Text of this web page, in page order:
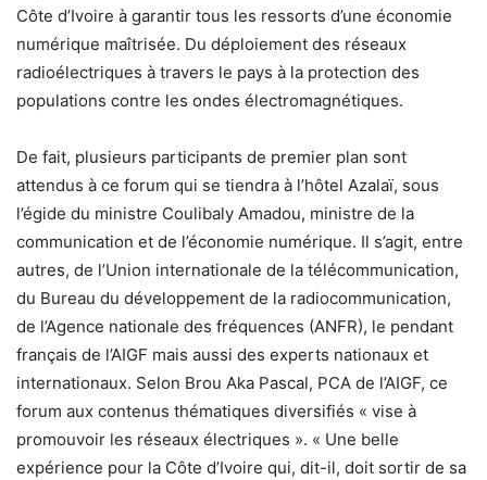
Côte d’Ivoire à garantir tous les ressorts d’une économie
numérique maîtrisée. Du déploiement des réseaux
radioélectriques à travers le pays à la protection des
populations contre les ondes électromagnétiques.
De fait, plusieurs participants de premier plan sont
attendus à ce forum qui se tiendra à l’hôtel Azalaï, sous
l’égide du ministre Coulibaly Amadou, ministre de la
communication et de l’économie numérique. Il s’agit, entre
autres, de l’Union internationale de la télécommunication,
du Bureau du développement de la radiocommunication,
de l’Agence nationale des fréquences (ANFR), le pendant
français de l’AIGF mais aussi des experts nationaux et
internationaux. Selon Brou Aka Pascal, PCA de l’AIGF, ce
forum aux contenus thématiques diversifiés « vise à
promouvoir les réseaux électriques ». « Une belle
expérience pour la Côte d’Ivoire qui, dit-il, doit sortir de sa